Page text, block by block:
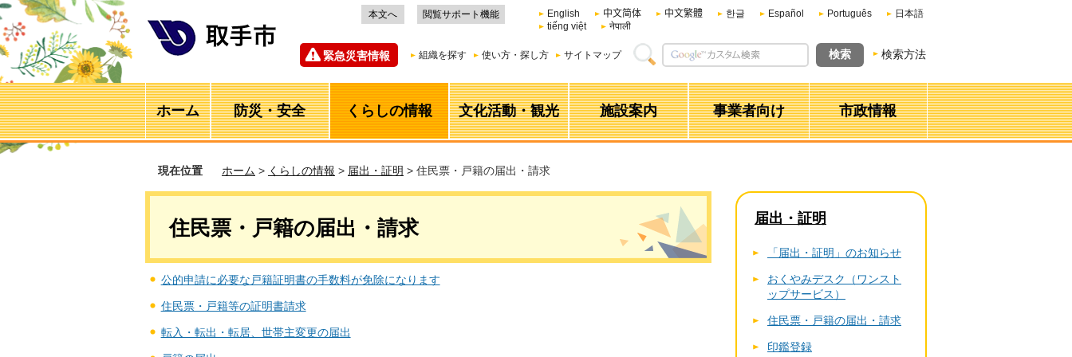
本文へ 閲覧サポート機能 English 中文简体 中文繁體 한글 Español Português
日本語
tiếng việt
नेपाली
緊急災害情報 組織を探す 使い方・探し方 サイトマップ 検索方法
ホーム 防災・安全 くらしの情報 文化活動・観光 施設案内 事業者向け 市政情報
現在位置 ホーム > くらしの情報 > 届出・証明 > 住民票・戸籍の届出・請求
住民票・戸籍の届出・請求
公的申請に必要な戸籍証明書の手数料が免除になります
住民票・戸籍等の証明書請求
転入・転出・転居、世帯主変更の届出
届出・証明
「届出・証明」のお知らせ
おくやみデスク（ワンスト
ップサービス）
住民票・戸籍の届出・請求
印鑑登録